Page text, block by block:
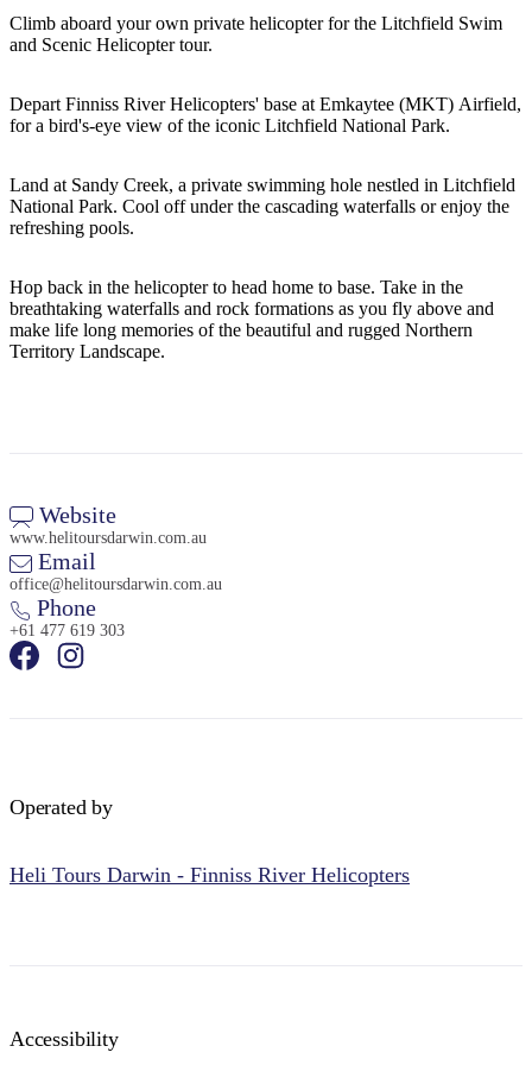
Sign
up
Climb aboard your own private helicopter for the Litchfield Swim
and Scenic Helicopter tour.
Depart Finniss River Helicopters' base at Emkaytee (MKT) Airfield,
for a bird's-eye view of the iconic Litchfield National Park.
Land at Sandy Creek, a private swimming hole nestled in Litchfield
National Park. Cool off under the cascading waterfalls or enjoy the
refreshing pools.
Hop back in the helicopter to head home to base. Take in the
breathtaking waterfalls and rock formations as you fly above and
make life long memories of the beautiful and rugged Northern
Territory Landscape.
Website
www.helitoursdarwin.com.au
Email
office@helitoursdarwin.com.au
Phone
+61 477 619 303
Operated by
Heli Tours Darwin - Finniss River Helicopters
Accessibility